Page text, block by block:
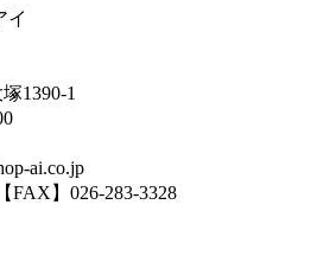
イ
1390-1
ai.co.jp
FAX】026-283-3328